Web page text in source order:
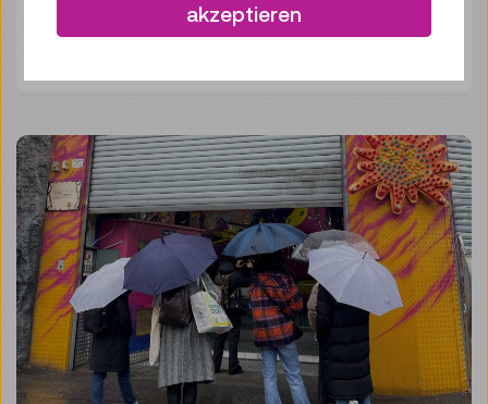
Mehr erfahren
akzeptieren